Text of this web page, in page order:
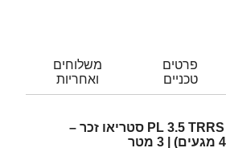
פרטים
טכניים
משלוחים
ואחריות
כבל מאריך אודיו PL 3.5 TRRS סטריאו זכר –